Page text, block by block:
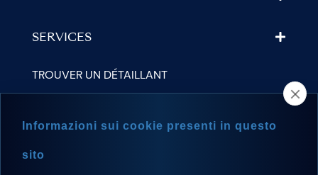
SERVICES
TROUVER UN DÉTAILLANT
Informazioni sui cookie presenti in questo
sito